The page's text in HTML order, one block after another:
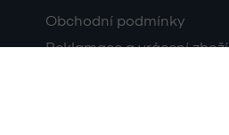
Obchodní podmínky
Reklamace a vrácení zboží